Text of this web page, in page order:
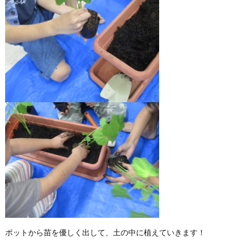
ポットから苗を優しく出して、土の中に植えていきます！